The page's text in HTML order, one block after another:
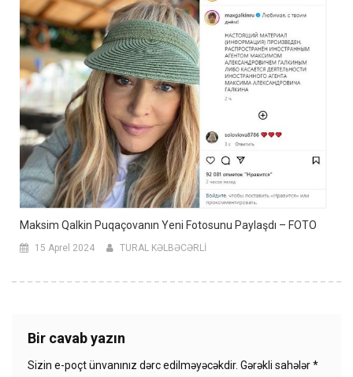
Maksim Qalkin Puqaçovanın Yeni Fotosunu Paylaşdı – FOTO
15 Aprel 2024 TURAL KƏLBƏCƏRLİ
Bir cavab yazın
Sizin e-poçt ünvanınız dərc edilməyəcəkdir. Gərəkli sahələr*